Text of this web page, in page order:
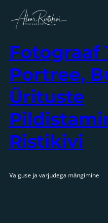
sisu
Fotograaf
Portree,
Ürituste
Ristikivi
Valguse ja varjudega mängimine